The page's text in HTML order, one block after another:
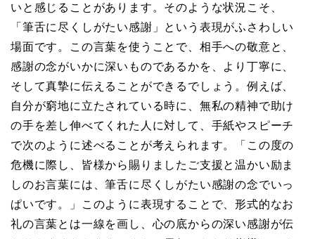
いと感じることがあります。そのような状況こそ、
「筆舌に尽くしがたい感謝」という表現がふさわしい
場面です。この言葉を使うことで、相手への敬意と、
感謝の念がいかに深いものであるかを、より丁寧に、
そして真摯に伝えることができるでしょう。例えば、
自分が窮地に立たされている時に、無私の精神で助け
の手を差し伸べてくれた人に対して、手紙やスピーチ
で次のように述べることが考えられます。「この度の
危機に際し、皆様から賜りましたご支援と温かい励ま
しのお言葉には、筆舌に尽くしがたい感謝の念でいっ
ぱいです。」このように表現することで、形式的なお
礼の言葉とは一線を画し、心の底からの深い感謝が伝